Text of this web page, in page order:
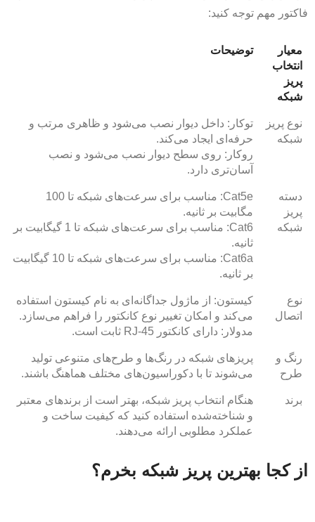
فاکتور مهم توجه کنید:
معیار
انتخاب
پریز
شبکه
توضیحات
نوع پریز
شبکه
توکار: داخل دیوار نصب می‌شود و ظاهری مرتب و
حرفه‌ای ایجاد می‌کند.
روکار: روی سطح دیوار نصب می‌شود و نصب
آسان‌تری دارد.
دسته
پریز
شبکه
Cat5e: مناسب برای سرعت‌های شبکه تا 100
مگابیت بر ثانیه.
Cat6: مناسب برای سرعت‌های شبکه تا 1 گیگابیت بر
ثانیه.
Cat6a: مناسب برای سرعت‌های شبکه تا 10 گیگابیت
بر ثانیه.
نوع
اتصال
کیستون: از ماژول جداگانه‌ای به نام کیستون استفاده
می‌کند و امکان تغییر نوع کانکتور را فراهم می‌سازد.
مدولار: دارای کانکتور RJ-45 ثابت است.
رنگ و
طرح
پریزهای شبکه در رنگ‌ها و طرح‌های متنوعی تولید
می‌شوند تا با دکوراسیون‌های مختلف هماهنگ باشند.
برند
هنگام انتخاب پریز شبکه، بهتر است از برندهای معتبر
و شناخته‌شده استفاده کنید که کیفیت ساخت و
عملکرد مطلوبی ارائه می‌دهند.
از کجا بهترین پریز شبکه بخرم؟